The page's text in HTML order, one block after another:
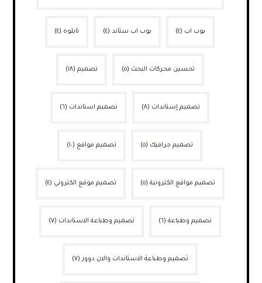
بوب اب (٤) بوب اب ستاند (٤) تابلوه (٤)
تحسين محركات البحث (٥) تصميم (١٨)
تصميم إستاندات (٨) تصميم استاندات (٦)
تصميم جرافيك (٥) تصميم مواقع (١٠)
تصميم مواقع الكترونية (٥) تصميم موقع الكتروني (٤)
تصميم وطباعة (٦) تصميم وطباعة الاستاندات (٧)
تصميم وطباعة الاستاندات والان دوور (٧)